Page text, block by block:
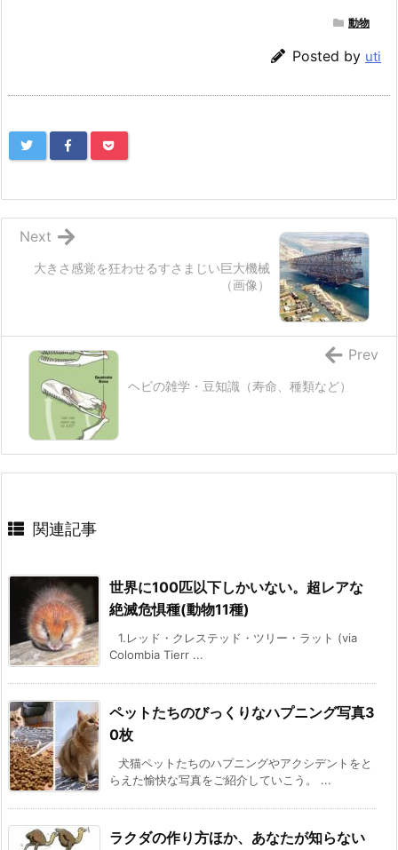
動物
Posted by uti
大きさ感覚を狂わせるすさまじい巨大機械
（画像）
Next
ヘビの雑学・豆知識（寿命、種類など）
Prev
関連記事
世界に100匹以下しかいない。超レアな
絶滅危惧種(動物11種)
1.レッド・クレステッド・ツリー・ラット (via
Colombia Tierr ...
ペットたちのびっくりなハプニング写真3
0枚
犬猫ペットたちのハプニングやアクシデントをと
らえた愉快な写真をご紹介していこう。 ...
ラクダの作り方ほか、あなたが知らない